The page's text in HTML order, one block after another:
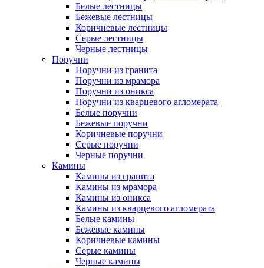
Белые лестницы
Бежевые лестницы
Коричневые лестницы
Серые лестницы
Черные лестницы
Поручни
Поручни из гранита
Поручни из мрамора
Поручни из оникса
Поручни из кварцевого агломерата
Белые поручни
Бежевые поручни
Коричневые поручни
Серые поручни
Черные поручни
Камины
Камины из гранита
Камины из мрамора
Камины из оникса
Камины из кварцевого агломерата
Белые камины
Бежевые камины
Коричневые камины
Серые камины
Черные камины